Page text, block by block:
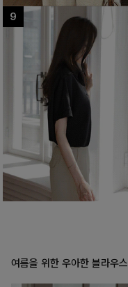
여름을 위한 우아한 블라우스